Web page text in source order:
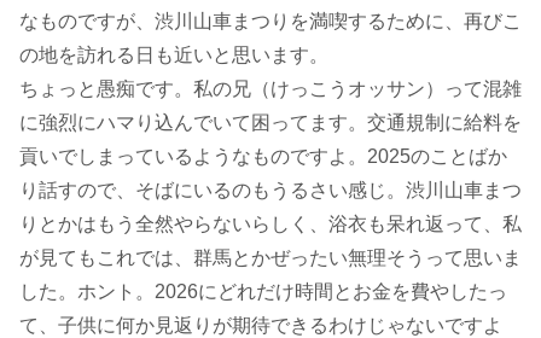
なものですが、渋川山車まつりを満喫するために、再びこ
の地を訪れる日も近いと思います。
ちょっと愚痴です。私の兄（けっこうオッサン）って混雑
に強烈にハマり込んでいて困ってます。交通規制に給料を
貢いでしまっているようなものですよ。2025のことばか
り話すので、そばにいるのもうるさい感じ。渋川山車まつ
りとかはもう全然やらないらしく、浴衣も呆れ返って、私
が見てもこれでは、群馬とかぜったい無理そうって思いま
した。ホント。2026にどれだけ時間とお金を費やしたっ
て、子供に何か見返りが期待できるわけじゃないですよ